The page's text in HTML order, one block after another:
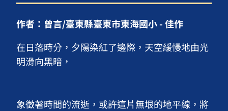
作者：曾言/臺東縣臺東市東海國小 - 佳作
在日落時分，夕陽染紅了邊際，天空緩慢地由光
明滑向黑暗，
象徵著時間的流逝，或許這片無垠的地平線，將